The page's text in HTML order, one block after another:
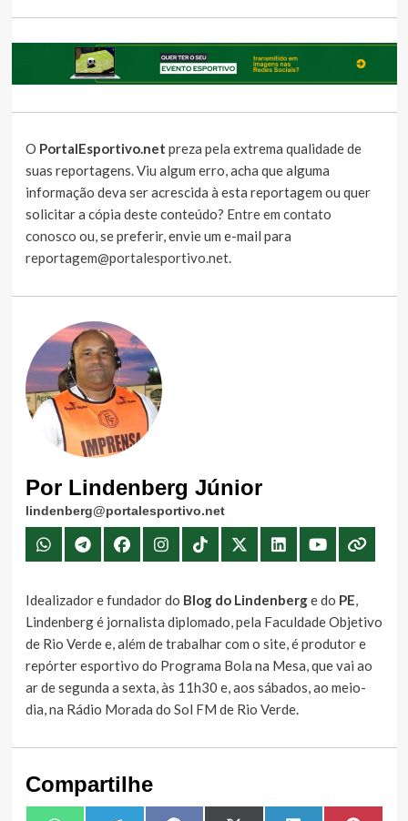
O PortalEsportivo.net preza pela extrema qualidade de
suas reportagens. Viu algum erro, acha que alguma
informação deva ser acrescida à esta reportagem ou quer
solicitar a cópia deste conteúdo? Entre em contato
conosco ou, se preferir, envie um e-mail para
reportagem@portalesportivo.net.
Por Lindenberg Júnior
lindenberg@portalesportivo.net
Idealizador e fundador do Blog do Lindenberge do PE,
Lindenberg é jornalista diplomado, pela Faculdade Objetivo
de Rio Verde e, além de trabalhar com o site, é produtor e
repórter esportivo do Programa Bola na Mesa, que vai ao
ar de segunda a sexta, às 11h30 e, aos sábados, ao meio-
dia, na Rádio Morada do Sol FM de Rio Verde.
Compartilhe